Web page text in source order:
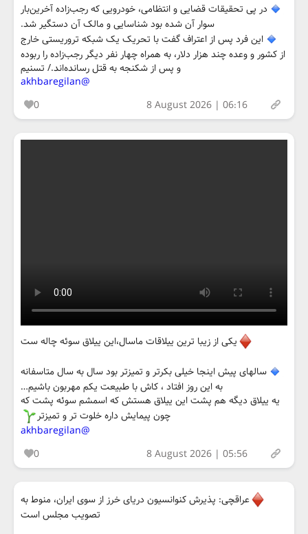
در پی تحقیقات قضایی و انتظامی، خودرویی که رجب‌زاده آخرین‌بار
سوار آن شده بود شناسایی و مالک آن دستگیر شد.
این فرد پس از اعتراف گفت با تحریک یک شبکه تروریستی خارج
از کشور و وعده چند هزار دلار، به همراه چهار نفر دیگر رجب‌زاده را ربوده
و پس از شکنجه به قتل رسانده‌اند./ تسنیم
@akhbaregilan
0
8 August 2026 | 06:16
یکی از زیبا ترین ییلاقات ماسال،این ییلاق سوئه چاله ست
سالهای پیش اینجا خیلی بکرتر و تمیزتر بود سال به سال متاسفانه
به این روز افتاد ، کاش با طبیعت یکم مهربون باشیم…
یه ییلاق دیگه هم پشت این ییلاق هستش که اسمشم سوئه پشت که
چون پیمایش داره خلوت تر و تمیزتر
@akhbaregilan
0
8 August 2026 | 05:56
عراقچی: پذیرش کنوانسیون دریای خرز از سوی ایران، منوط به
تصویب مجلس است